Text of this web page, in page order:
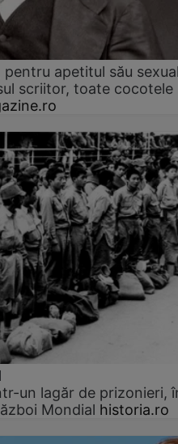
apetitul său
scriitor, toate cocotele
un lagăr de prizonieri,
Mondial historia.ro